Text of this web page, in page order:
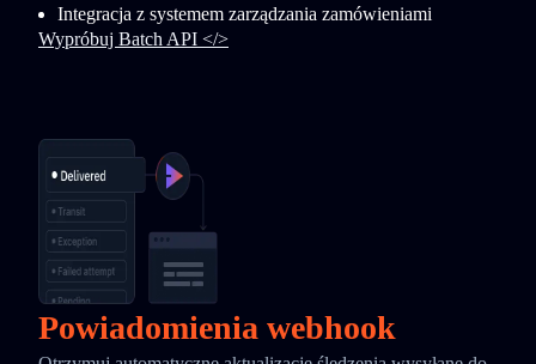
Integracja z systemem zarządzania zamówieniami
Wypróbuj Batch API </>
Powiadomienia webhook